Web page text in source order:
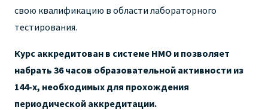
свою квалификацию в области лабораторного
тестирования.
Курс аккредитован в системе НМО и позволяет
набрать 36 часов образовательной активности из
144-х, необходимых для прохождения
периодической аккредитации.